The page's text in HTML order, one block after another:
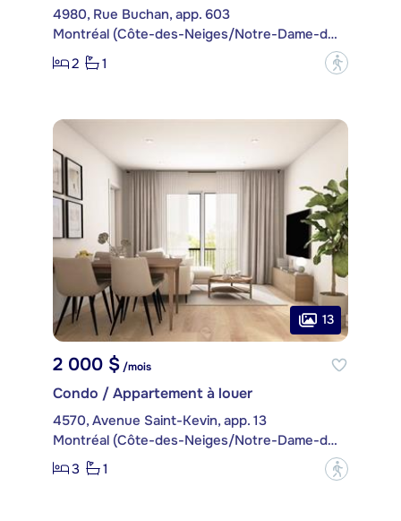
4980, Rue Buchan, app. 603
Montréal (Côte-des-Neiges/Notre-Dame-de-Grâce)
2
1 ?
13
2 000 $ /mois
Condo / Appartement à louer
4570, Avenue Saint-Kevin, app. 13
Montréal (Côte-des-Neiges/Notre-Dame-de-Grâce)
3
1 ?